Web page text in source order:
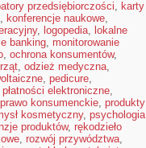
przedsiębiorczości, karty
, konferencje naukowe,
, logopedia, lokalne
banking, monitorowanie
, ochrona konsumentów,
, odzież medyczna,
, pedicure,
płatności elektroniczne,
prawo konsumenckie, produkty
kosmetyczny, psychologia
produktów, rękodzieło
, rozwój przywództwa,